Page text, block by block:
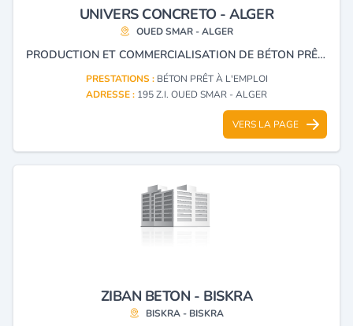
UNIVERS CONCRETO - ALGER
OUED SMAR - ALGER
PRODUCTION ET COMMERCIALISATION DE BÉTON PRÊT À L'EMPLOI ET TRANSPORT D'AGRÉGAT.
PRESTATIONS : BÉTON PRÊT À L'EMPLOI
ADRESSE : 195 Z.I. OUED SMAR - ALGER
VERS LA PAGE
ZIBAN BETON - BISKRA
BISKRA - BISKRA